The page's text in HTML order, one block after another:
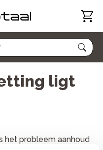
ligt
het probleem aanhoud